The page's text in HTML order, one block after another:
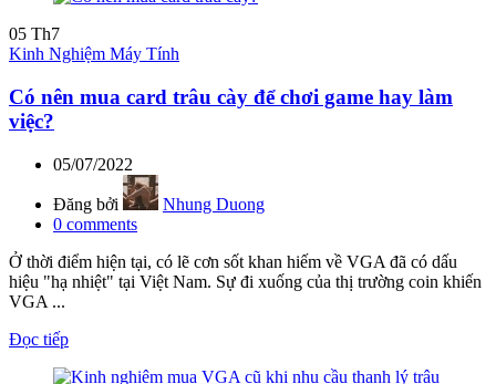
05 Th7
Kinh Nghiệm Máy Tính
Có nên mua card trâu cày để chơi game hay làm
việc?
05/07/2022
Đăng bởi
Nhung Duong
0 comments
Ở thời điểm hiện tại, có lẽ cơn sốt khan hiếm về VGA đã có dấu
hiệu "hạ nhiệt" tại Việt Nam. Sự đi xuống của thị trường coin khiến
VGA ...
Đọc tiếp